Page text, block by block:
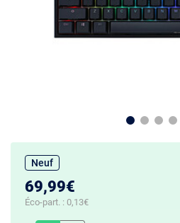
Neuf
69,99€
Éco-part. : 0,13€